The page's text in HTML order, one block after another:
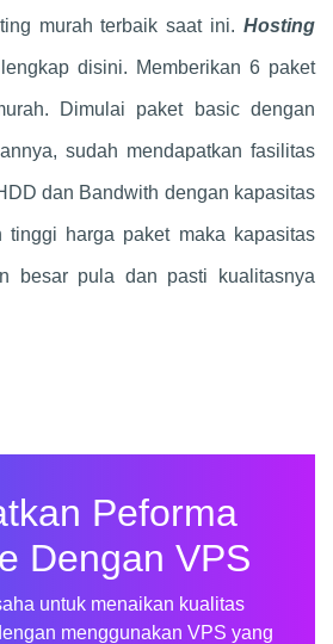
murah terbaik saat ini. Hosting
disini. Memberikan 6 paket
Dimulai paket basic dengan
sudah mendapatkan fasilitas
dan Bandwith dengan kapasitas
tinggi harga paket maka kapasitas
besar pula dan pasti kualitasnya
Peforma
Dengan VPS
untuk menaikan kualitas
menggunakan VPS yang